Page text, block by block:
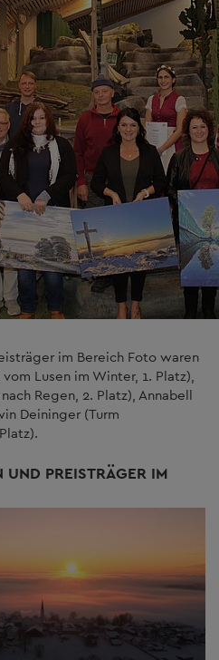
im Bereich Foto waren
Lusen im Winter, 1. Platz),
Regen, 2. Platz), Annabell
Deininger (Turm
UND PREISTRÄGER IM